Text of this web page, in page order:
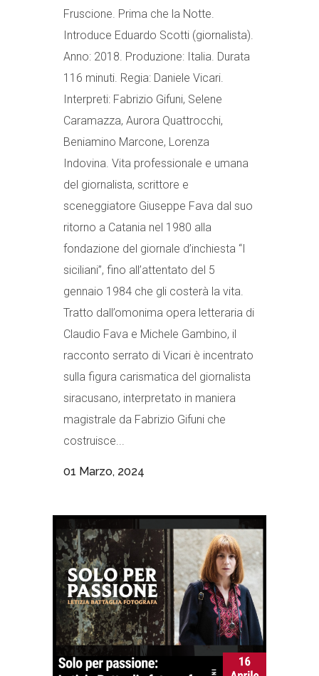
Fruscione. Prima che la Notte.
Introduce Eduardo Scotti (giornalista).
Anno: 2018. Produzione: Italia. Durata
116 minuti. Regia: Daniele Vicari.
Interpreti: Fabrizio Gifuni, Selene
Caramazza, Aurora Quattrocchi,
Beniamino Marcone, Lorenza
Indovina. Vita professionale e umana
del giornalista, scrittore e
sceneggiatore Giuseppe Fava dal suo
ritorno a Catania nel 1980 alla
fondazione del giornale d’inchiesta “I
siciliani”, fino all’attentato del 5
gennaio 1984 che gli costerà la vita.
Tratto dall’omonima opera letteraria di
Claudio Fava e Michele Gambino, il
racconto serrato di Vicari è incentrato
sulla figura carismatica del giornalista
siracusano, interpretato in maniera
magistrale da Fabrizio Gifuni che
costruisce...
01 Marzo, 2024